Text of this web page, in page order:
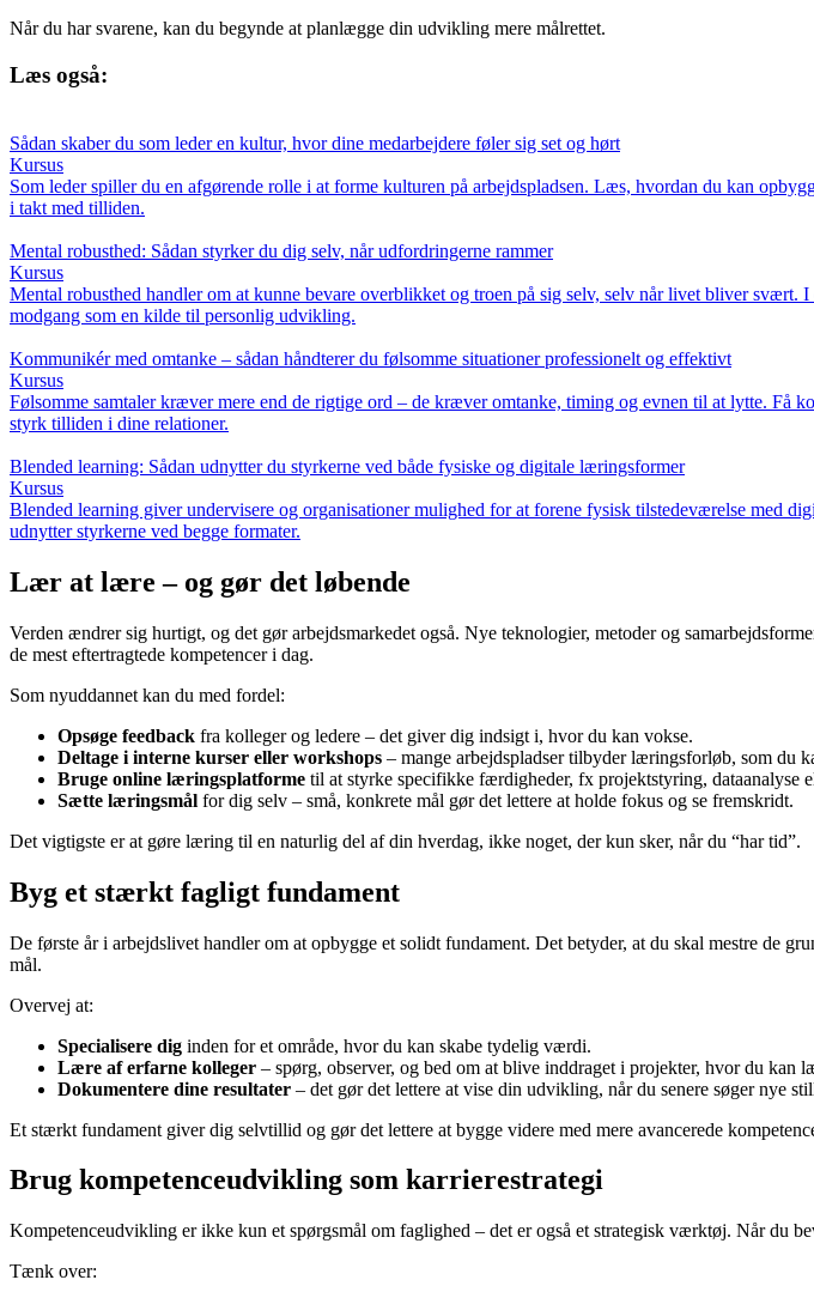
Når du har svarene, kan du begynde at planlægge din udvikling mere målrettet.
Læs også:
Sådan skaber du som leder en kultur, hvor dine medarbejdere føler sig set og hørt
Kursus
Som leder spiller du en afgørende rolle i at forme kulturen på arbejdspladsen. Læs, hvordan du kan
i takt med tilliden.
Mental robusthed: Sådan styrker du dig selv, når udfordringerne rammer
Kursus
Mental robusthed handler om at kunne bevare overblikket og troen på sig selv, selv når livet bliver
modgang som en kilde til personlig udvikling.
Kommunikér med omtanke – sådan håndterer du følsomme situationer professionelt og effektivt
Kursus
Følsomme samtaler kræver mere end de rigtige ord – de kræver omtanke, timing og evnen til at lytte. Få
styrk tilliden i dine relationer.
Blended learning: Sådan udnytter du styrkerne ved både fysiske og digitale læringsformer
Kursus
Blended learning giver undervisere og organisationer mulighed for at forene fysisk tilstedeværelse
udnytter styrkerne ved begge formater.
Lær at lære – og gør det løbende
Verden ændrer sig hurtigt, og det gør arbejdsmarkedet også. Nye teknologier, metoder og
de mest eftertragtede kompetencer i dag.
Som nyuddannet kan du med fordel:
Opsøge feedback fra kolleger og ledere – det giver dig indsigt i, hvor du kan vokse.
Deltage i interne kurser eller workshops – mange arbejdspladser tilbyder læringsforløb, som du
Bruge online læringsplatforme til at styrke specifikke færdigheder, fx projektstyring, dataanalyse
Sætte læringsmål for dig selv – små, konkrete mål gør det lettere at holde fokus og se fremskridt.
Det vigtigste er at gøre læring til en naturlig del af din hverdag, ikke noget, der kun sker, når du “har tid”.
Byg et stærkt fagligt fundament
De første år i arbejdslivet handler om at opbygge et solidt fundament. Det betyder, at du skal mestre de
mål.
Overvej at:
Specialisere dig inden for et område, hvor du kan skabe tydelig værdi.
Lære af erfarne kolleger – spørg, observer, og bed om at blive inddraget i projekter, hvor du kan
Dokumentere dine resultater – det gør det lettere at vise din udvikling, når du senere søger nye
Et stærkt fundament giver dig selvtillid og gør det lettere at bygge videre med mere avancerede
Brug kompetenceudvikling som karrierestrategi
Kompetenceudvikling er ikke kun et spørgsmål om faglighed – det er også et strategisk værktøj. Når du
Tænk over: